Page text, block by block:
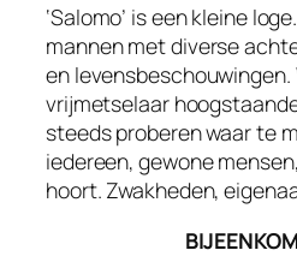
‘Salomo’ is een kleine
mannen met diverse
en levensbeschouwingen.
vrijmetselaar
steeds proberen waar te
iedereen, gewone
hoort. Zwakheden,